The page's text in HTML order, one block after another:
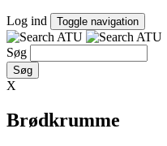
Log ind Toggle navigation
Søg
X
Brødkrumme